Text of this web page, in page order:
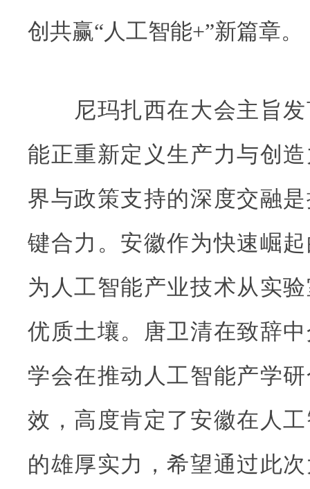
创共赢“人工智能+”新篇章。
尼玛扎西在大会主旨发
能正重新定义生产力与创
界与政策支持的深度交融
键合力。安徽作为快速崛
为人工智能产业技术从实
优质土壤。唐卫清在致辞
学会在推动人工智能产学
效，高度肯定了安徽在人
的雄厚实力，希望通过此